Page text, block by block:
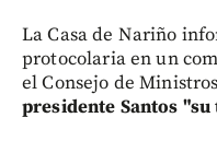
La Casa de Nariño
protocolaria en un
el Consejo de
presidente Santos